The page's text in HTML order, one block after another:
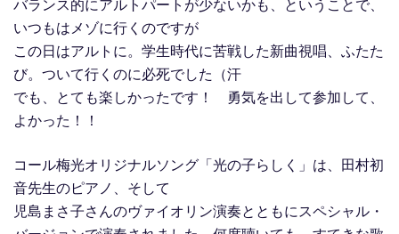
バランス的にアルトパートが少ないかも、ということで、
いつもはメゾに行くのですが
この日はアルトに。学生時代に苦戦した新曲視唱、ふたた
び。ついて行くのに必死でした（汗
でも、とても楽しかったです！ 勇気を出して参加して、
よかった！！
コール梅光オリジナルソング「光の子らしく」は、田村初
音先生のピアノ、そして
児島まさ子さんのヴァイオリン演奏とともにスペシャル・